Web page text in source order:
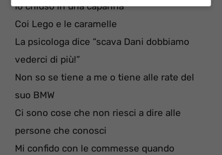
Io chiuso in una capanna
Coi Lego e le caramelle
La psicologa dice “scava Dani dobbiamo
vederci di più!”
Non so se tiene a me o tiene alle rate del
suo BMW
Ci sono cose che non riesci a dire alle
persone che conosci
Mi confido con le commesse quando